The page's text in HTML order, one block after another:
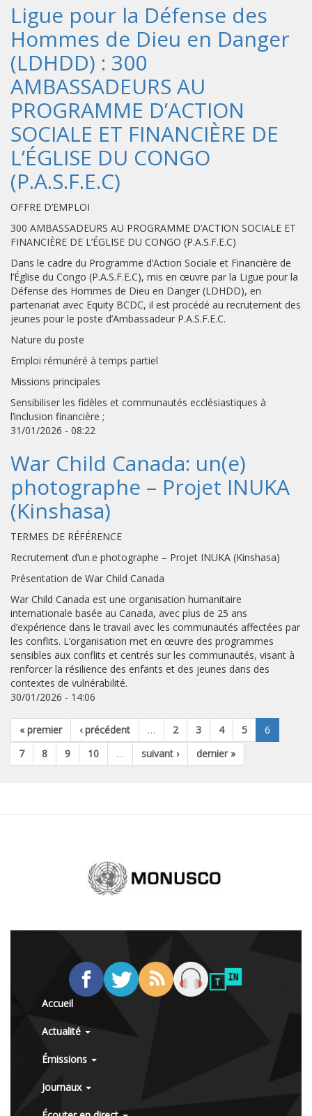
Ligue pour la Défense des
Hommes de Dieu en Danger
(LDHDD) : 300
AMBASSADEURS AU
PROGRAMME D’ACTION
SOCIALE ET FINANCIÈRE DE
L’ÉGLISE DU CONGO
(P.A.S.F.E.C)
OFFRE D’EMPLOI
300 AMBASSADEURS AU PROGRAMME D’ACTION SOCIALE ET
FINANCIÈRE DE L’ÉGLISE DU CONGO (P.A.S.F.E.C)
Dans le cadre du Programme d’Action Sociale et Financière de
l’Église du Congo (P.A.S.F.E.C), mis en œuvre par la Ligue pour la
Défense des Hommes de Dieu en Danger (LDHDD), en
partenariat avec Equity BCDC, il est procédé au recrutement des
jeunes pour le poste d’Ambassadeur P.A.S.F.E.C.
Nature du poste
Emploi rémunéré à temps partiel
Missions principales
Sensibiliser les fidèles et communautés ecclésiastiques à
l’inclusion financière ;
31/01/2026 - 08:22
War Child Canada: un(e)
photographe – Projet INUKA
(Kinshasa)
TERMES DE RÉFÉRENCE
Recrutement d’un.e photographe – Projet INUKA (Kinshasa)
Présentation de War Child Canada
War Child Canada est une organisation humanitaire
internationale basée au Canada, avec plus de 25 ans
d’expérience dans le travail avec les communautés affectées par
les conflits. L’organisation met en œuvre des programmes
sensibles aux conflits et centrés sur les communautés, visant à
renforcer la résilience des enfants et des jeunes dans des
contextes de vulnérabilité.
30/01/2026 - 14:06
« premier ‹ précédent … 2 3 4 5
6
7
8 9 10 … suivant › dernier »
Accueil
Actualité
Émissions
Journaux